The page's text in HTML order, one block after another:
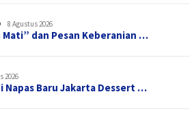
8 Agustus 2026
Mati” dan Pesan Keberanian …
2026
Napas Baru Jakarta Dessert …